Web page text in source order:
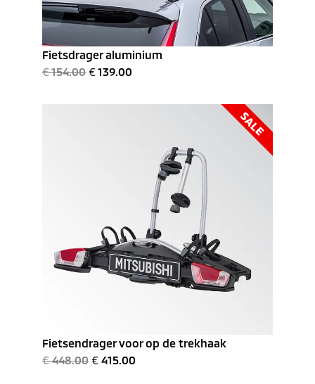
Fietsdrager aluminium
€154.00 €139.00
SALE
Fietsendrager voor op de trekhaak
€ 448.00 € 415.00